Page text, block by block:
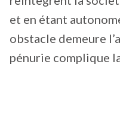
et en étant
obstacle demeure
pénurie complique